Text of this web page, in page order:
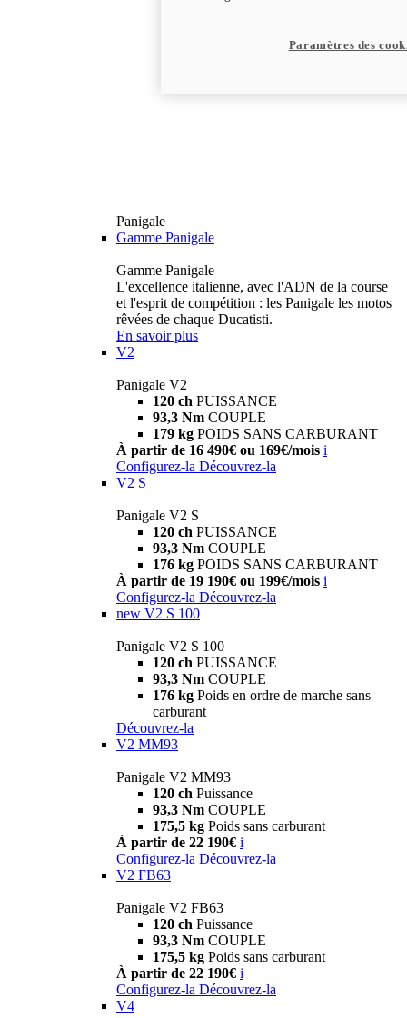
Panigale
Gamme Panigale
Gamme Panigale
L'excellence italienne, avec l'ADN de la course
et l'esprit de compétition : les Panigale les motos
rêvées de chaque Ducatisti.
En savoir plus
V2
Panigale V2
120 ch PUISSANCE
93,3 Nm COUPLE
179 kg POIDS SANS CARBURANT
À partir de 16 490€ ou 169€/mois i
Configurez-la Découvrez-la
V2 S
Panigale V2 S
120 ch PUISSANCE
93,3 Nm COUPLE
176 kg POIDS SANS CARBURANT
À partir de 19 190€ ou 199€/mois i
Configurez-la Découvrez-la
new V2 S 100
Panigale V2 S 100
120 ch PUISSANCE
93,3 Nm COUPLE
176 kg Poids en ordre de marche sans
carburant
Découvrez-la
V2 MM93
Panigale V2 MM93
120 ch Puissance
93,3 Nm COUPLE
175,5 kg Poids sans carburant
À partir de 22 190€ i
Configurez-la Découvrez-la
V2 FB63
Panigale V2 FB63
120 ch Puissance
93,3 Nm COUPLE
175,5 kg Poids sans carburant
À partir de 22 190€ i
Configurez-la Découvrez-la
V4
Paramètres des